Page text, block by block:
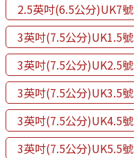
2.5英吋(6.5公分)UK7號
3英吋(7.5公分)UK1.5號
3英吋(7.5公分)UK2.5號
3英吋(7.5公分)UK3.5號
3英吋(7.5公分)UK4.5號
3英吋(7.5公分)UK5.5號